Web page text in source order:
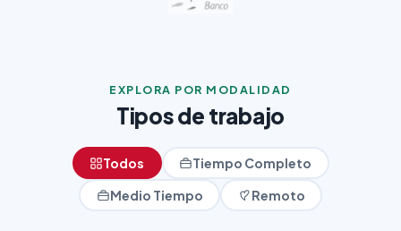
EXPLORA POR MODALIDAD
Tipos de trabajo
Todos
Tiempo Completo
Medio Tiempo
Remoto